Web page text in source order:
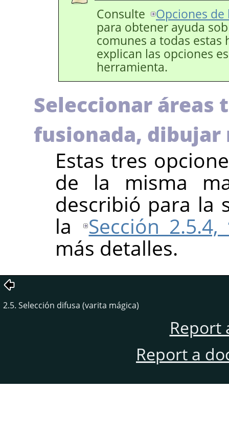
Consulte
Opciones
para obtener ayuda
comunes a todas estas
explican las opciones
herramienta.
Seleccionar
fusionada, dibujar
Estas tres
de la misma
describió para la
la
Sección 2.5.4,
más detalles.
2.5. Selección difusa (varita mágica)
Report
Report a